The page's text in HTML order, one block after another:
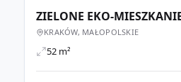
KRAKÓW, MAŁOPOLSKIE
52 m²